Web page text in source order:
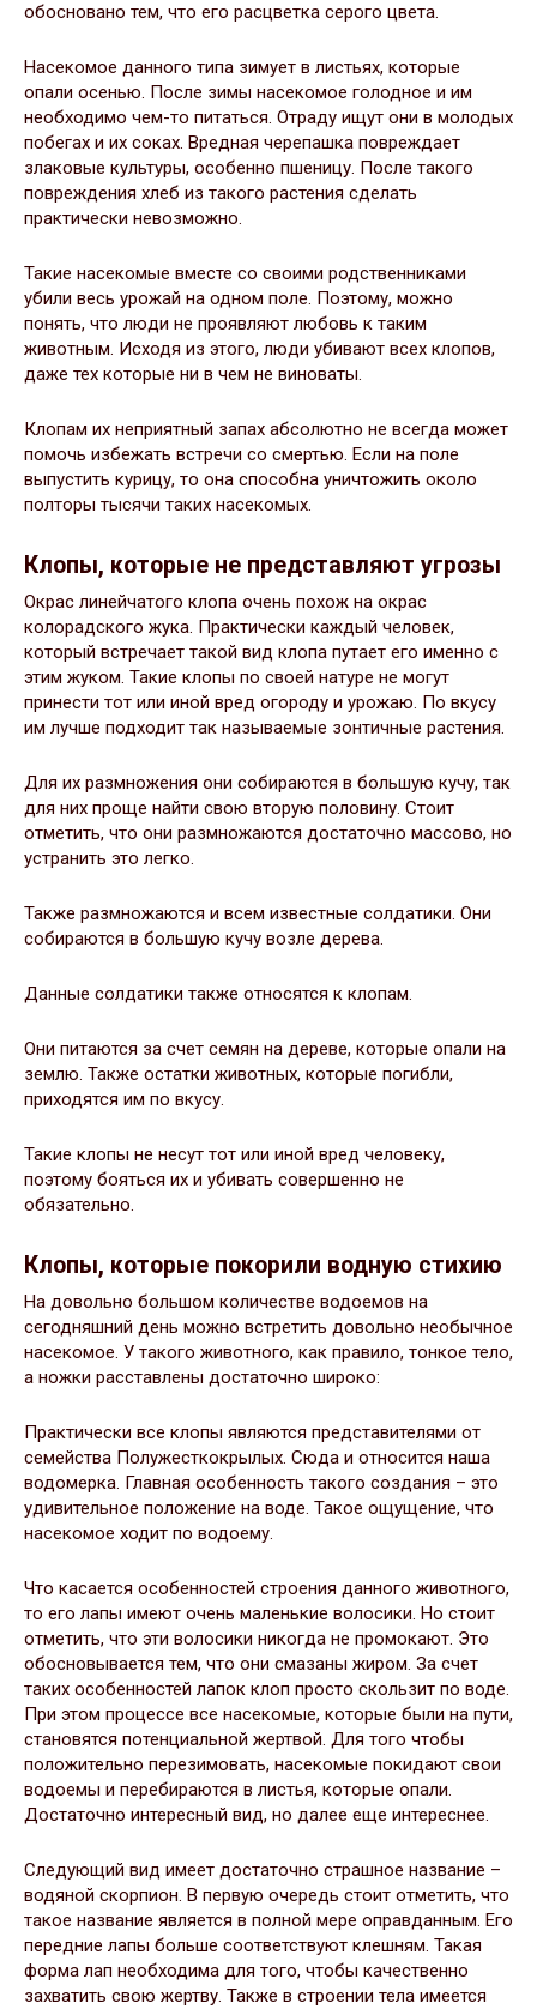
обосновано тем, что его расцветка серого цвета.
Насекомое данного типа зимует в листьях, которые
опали осенью. После зимы насекомое голодное и им
необходимо чем-то питаться. Отраду ищут они в молодых
побегах и их соках. Вредная черепашка повреждает
злаковые культуры, особенно пшеницу. После такого
повреждения хлеб из такого растения сделать
практически невозможно.
Такие насекомые вместе со своими родственниками
убили весь урожай на одном поле. Поэтому, можно
понять, что люди не проявляют любовь к таким
животным. Исходя из этого, люди убивают всех клопов,
даже тех которые ни в чем не виноваты.
Клопам их неприятный запах абсолютно не всегда может
помочь избежать встречи со смертью. Если на поле
выпустить курицу, то она способна уничтожить около
полторы тысячи таких насекомых.
Клопы, которые не представляют угрозы
Окрас линейчатого клопа очень похож на окрас
колорадского жука. Практически каждый человек,
который встречает такой вид клопа путает его именно с
этим жуком. Такие клопы по своей натуре не могут
принести тот или иной вред огороду и урожаю. По вкусу
им лучше подходит так называемые зонтичные растения.
Для их размножения они собираются в большую кучу, так
для них проще найти свою вторую половину. Стоит
отметить, что они размножаются достаточно массово, но
устранить это легко.
Также размножаются и всем известные солдатики. Они
собираются в большую кучу возле дерева.
Данные солдатики также относятся к клопам.
Они питаются за счет семян на дереве, которые опали на
землю. Также остатки животных, которые погибли,
приходятся им по вкусу.
Такие клопы не несут тот или иной вред человеку,
поэтому бояться их и убивать совершенно не
обязательно.
Клопы, которые покорили водную стихию
На довольно большом количестве водоемов на
сегодняшний день можно встретить довольно необычное
насекомое. У такого животного, как правило, тонкое тело,
а ножки расставлены достаточно широко:
Практически все клопы являются представителями от
семейства Полужесткокрылых. Сюда и относится наша
водомерка. Главная особенность такого создания – это
удивительное положение на воде. Такое ощущение, что
насекомое ходит по водоему.
Что касается особенностей строения данного животного,
то его лапы имеют очень маленькие волосики. Но стоит
отметить, что эти волосики никогда не промокают. Это
обосновывается тем, что они смазаны жиром. За счет
таких особенностей лапок клоп просто скользит по воде.
При этом процессе все насекомые, которые были на пути,
становятся потенциальной жертвой. Для того чтобы
положительно перезимовать, насекомые покидают свои
водоемы и перебираются в листья, которые опали.
Достаточно интересный вид, но далее еще интереснее.
Следующий вид имеет достаточно страшное название –
водяной скорпион. В первую очередь стоит отметить, что
такое название является в полной мере оправданным. Его
передние лапы больше соответствуют клешням. Такая
форма лап необходима для того, чтобы качественно
захватить свою жертву. Также в строении тела имеется